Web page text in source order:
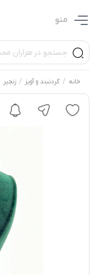
منو
خانه / گردنبند و آویز / زنجیر